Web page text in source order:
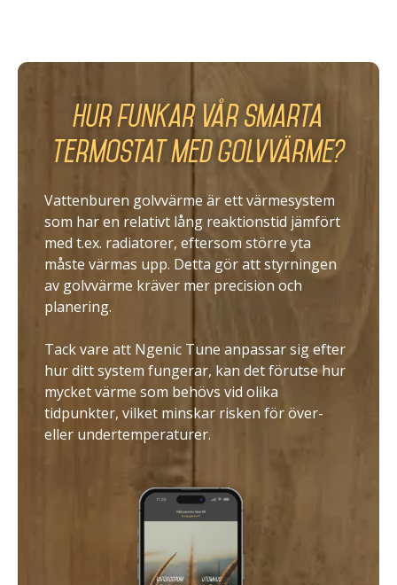
Hur funkar vår smarta
termostat med golvvärme?
Vattenburen golvvärme är ett värmesystem
som har en relativt lång reaktionstid jämfört
med t.ex. radiatorer, eftersom större yta
måste värmas upp. Detta gör att styrningen
av golvvärme kräver mer precision och
planering.
Tack vare att Ngenic Tune anpassar sig efter
hur ditt system fungerar, kan det förutse hur
mycket värme som behövs vid olika
tidpunkter, vilket minskar risken för över-
eller undertemperaturer.